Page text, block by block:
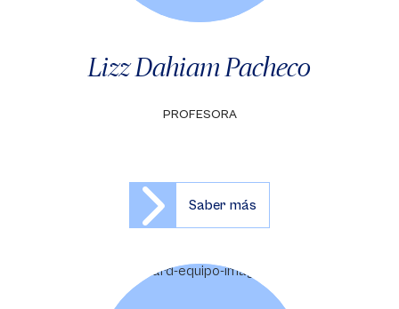
Lizz Dahiam Pacheco
PROFESORA
Saber más